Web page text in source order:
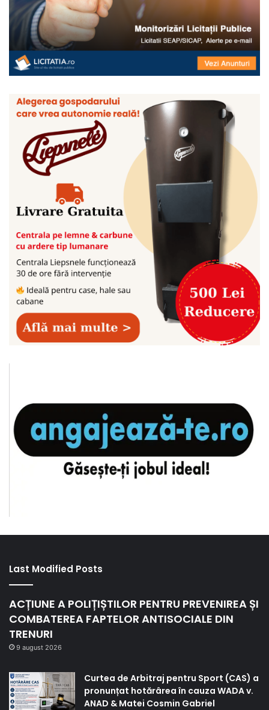
Last Modified Posts
ACȚIUNE A POLIȚIȘTILOR PENTRU PREVENIREA ȘI
COMBATEREA FAPTELOR ANTISOCIALE DIN
TRENURI
9 august 2026
Curtea de Arbitraj pentru Sport (CAS) a
pronunțat hotărârea în cauza WADA v.
ANAD & Matei Cosmin Gabriel